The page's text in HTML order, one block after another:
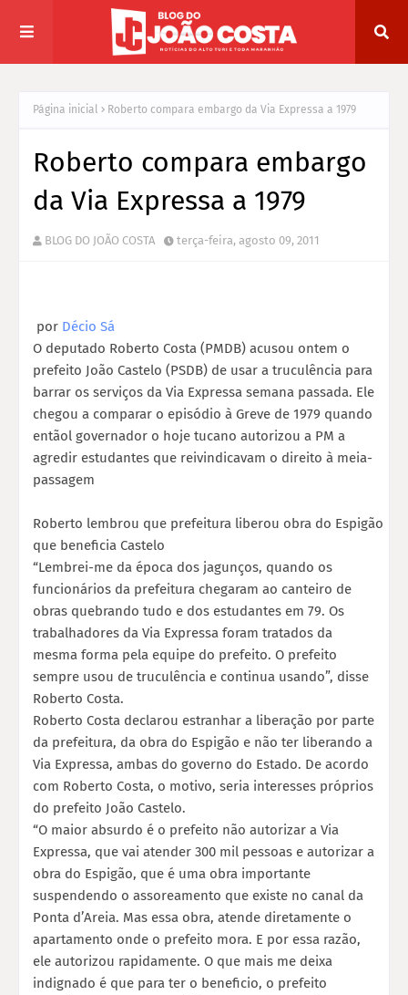
Página inicial Roberto compara embargo da Via Expressa a 1979
Roberto compara embargo
da Via Expressa a 1979
BLOG DO JOÃO COSTA terça-feira, agosto 09, 2011
por Décio Sá
O deputado Roberto Costa (PMDB) acusou ontem o
prefeito João Castelo (PSDB) de usar a truculência para
barrar os serviços da Via Expressa semana passada. Ele
chegou a comparar o episódio à Greve de 1979 quando
entãol governador o hoje tucano autorizou a PM a
agredir estudantes que reivindicavam o direito à meia-
passagem
Roberto lembrou que prefeitura liberou obra do Espigão
que beneficia Castelo
“Lembrei-me da época dos jagunços, quando os
funcionários da prefeitura chegaram ao canteiro de
obras quebrando tudo e dos estudantes em 79. Os
trabalhadores da Via Expressa foram tratados da
mesma forma pela equipe do prefeito. O prefeito
sempre usou de truculência e continua usando”, disse
Roberto Costa.
Roberto Costa declarou estranhar a liberação por parte
da prefeitura, da obra do Espigão e não ter liberando a
Via Expressa, ambas do governo do Estado. De acordo
com Roberto Costa, o motivo, seria interesses próprios
do prefeito João Castelo.
“O maior absurdo é o prefeito não autorizar a Via
Expressa, que vai atender 300 mil pessoas e autorizar a
obra do Espigão, que é uma obra importante
suspendendo o assoreamento que existe no canal da
Ponta d’Areia. Mas essa obra, atende diretamente o
apartamento onde o prefeito mora. E por essa razão,
ele autorizou rapidamente. O que mais me deixa
indignado é que para ter o beneficio, o prefeito